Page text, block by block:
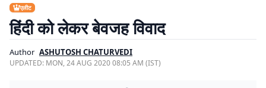
एलीट
हिंदी को लेकर बेवजह विवाद
Author ASHUTOSH CHATURVEDI
UPDATED: MON, 24 AUG 2020 08:05 AM (IST)